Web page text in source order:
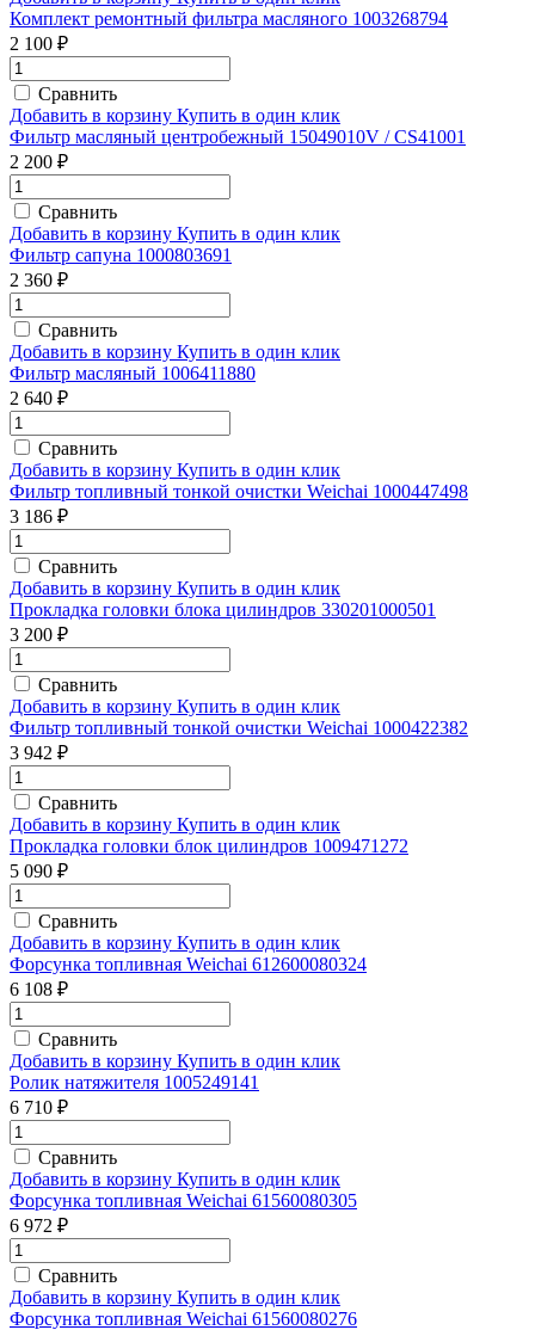
Комплект ремонтный фильтра масляного 1003268794
2 100 ₽
Сравнить
Добавить в корзину Купить в один клик
Фильтр масляный центробежный 15049010V / CS41001
2 200 ₽
Сравнить
Добавить в корзину Купить в один клик
Фильтр сапуна 1000803691
2 360 ₽
Сравнить
Добавить в корзину Купить в один клик
Фильтр масляный 1006411880
2 640 ₽
Сравнить
Добавить в корзину Купить в один клик
Фильтр топливный тонкой очистки Weichai 1000447498
3 186 ₽
Сравнить
Добавить в корзину Купить в один клик
Прокладка головки блока цилиндров 330201000501
3 200 ₽
Сравнить
Добавить в корзину Купить в один клик
Фильтр топливный тонкой очистки Weichai 1000422382
3 942 ₽
Сравнить
Добавить в корзину Купить в один клик
Прокладка головки блок цилиндров 1009471272
5 090 ₽
Сравнить
Добавить в корзину Купить в один клик
Форсунка топливная Weichai 612600080324
6 108 ₽
Сравнить
Добавить в корзину Купить в один клик
Ролик натяжителя 1005249141
6 710 ₽
Сравнить
Добавить в корзину Купить в один клик
Форсунка топливная Weichai 61560080305
6 972 ₽
Сравнить
Добавить в корзину Купить в один клик
Форсунка топливная Weichai 61560080276